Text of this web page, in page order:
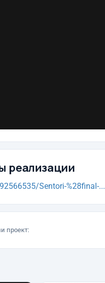
реализации
Sentori-%28final-...
проект: